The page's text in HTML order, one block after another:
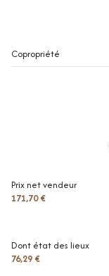
Copropriété
Prix net vendeur
171,70 €
Dont état des lieux
76,29 €